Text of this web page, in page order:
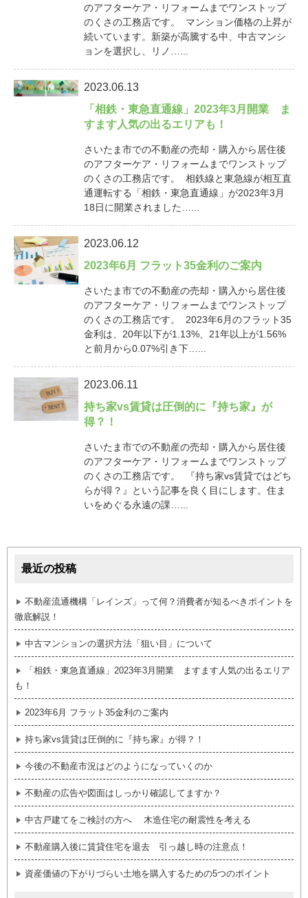
のアフターケア・リフォームまでワンストップ
のくさの工務店です。 マンション価格の上昇が
続いています。新築が高騰する中、中古マンシ
ョンを選択し、リノ…...
2023.06.13
「相鉄・東急直通線」2023年3月開業 ま
すます人気の出るエリアも！
さいたま市での不動産の売却・購入から居住後
のアフターケア・リフォームまでワンストップ
のくさの工務店です。 相鉄線と東急線が相互直
通運転する「相鉄・東急直通線」が2023年3月
18日に開業されました…...
2023.06.12
2023年6月 フラット35金利のご案内
さいたま市での不動産の売却・購入から居住後
のアフターケア・リフォームまでワンストップ
のくさの工務店です。 2023年6月のフラット35
金利は、20年以下が1.13%、21年以上が1.56%
と前月から0.07%引き下…...
2023.06.11
持ち家vs賃貸は圧倒的に『持ち家』が
得？！
さいたま市での不動産の売却・購入から居住後
のアフターケア・リフォームまでワンストップ
のくさの工務店です。 『持ち家vs賃貸ではどち
らが得？』という記事を良く目にします。住ま
いをめぐる永遠の課…...
最近の投稿
不動産流通機構「レインズ」って何？消費者が知るべきポイントを
徹底解説！
中古マンションの選択方法「狙い目」について
「相鉄・東急直通線」2023年3月開業 ますます人気の出るエリア
も！
2023年6月 フラット35金利のご案内
持ち家vs賃貸は圧倒的に『持ち家』が得？！
今後の不動産市況はどのようになっていくのか
不動産の広告や図面はしっかり確認してますか？
中古戸建てをご検討の方へ 木造住宅の耐震性を考える
不動産購入後に賃貸住宅を退去 引っ越し時の注意点！
資産価値の下がりづらい土地を購入するための5つのポイント